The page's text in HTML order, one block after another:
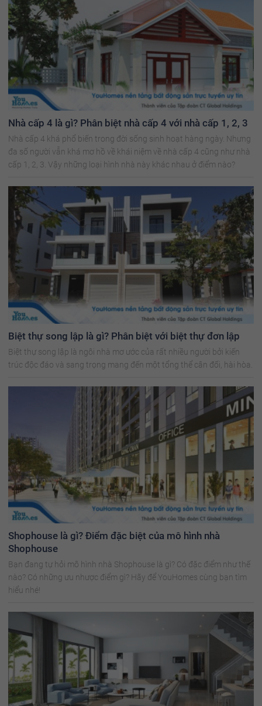
Nhà cấp 4 là gì? Phân biệt nhà cấp 4 với nhà cấp 1, 2, 3
Nhà cấp 4 khá phổ biến trong đời sống sinh hoạt hàng ngày. Nhưng
đa số người vẫn khá mơ hồ về khái niệm về nhà cấp 4 cũng như nhà
cấp 1, 2, 3. Vậy những loại hình nhà này khác nhau ở điểm nào?
Biệt thự song lập là gì? Phân biệt với biệt thự đơn lập
Biệt thự song lập là ngôi nhà mơ ước của rất nhiều người bởi kiến
trúc độc đáo và sang trọng mang đến một tổng thể cân đối, hài hòa.
Shophouse là gì? Điểm đặc biệt của mô hình nhà
Shophouse
Bạn đang tự hỏi mô hình nhà Shophouse là gì? Có đặc điểm như thế
nào? Có những ưu nhược điểm gì? Hãy để YouHomes cùng bạn tìm
hiểu nhé!